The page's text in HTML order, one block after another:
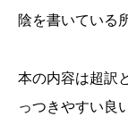
陰を書いている
本の内容は超訳
っつきやすい良